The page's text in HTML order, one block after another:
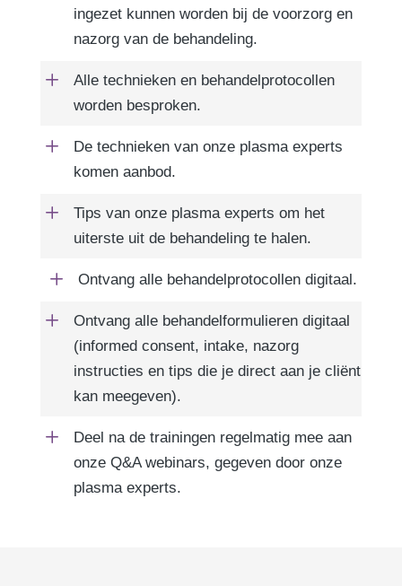
ingezet kunnen worden bij de voorzorg en
nazorg van de behandeling.
L
Alle technieken en behandelprotocollen
worden besproken.
L
De technieken van onze plasma experts
komen aanbod.
L
Tips van onze plasma experts om het
uiterste uit de behandeling te halen.
L Ontvang alle behandelprotocollen digitaal.
L
Ontvang alle behandelformulieren digitaal
(informed consent, intake, nazorg
instructies en tips die je direct aan je cliënt
kan meegeven).
L
Deel na de trainingen regelmatig mee aan
onze Q&A webinars, gegeven door onze
plasma experts.